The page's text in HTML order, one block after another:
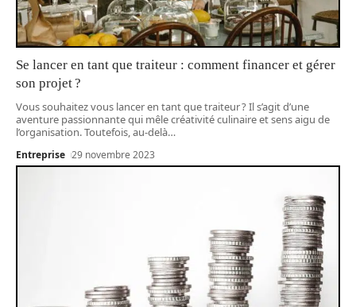
Se lancer en tant que traiteur : comment financer et gérer
son projet ?
Vous souhaitez vous lancer en tant que traiteur ? Il s’agit d’une
aventure passionnante qui mêle créativité culinaire et sens aigu de
l’organisation. Toutefois, au-delà…
Entreprise 29 novembre 2023